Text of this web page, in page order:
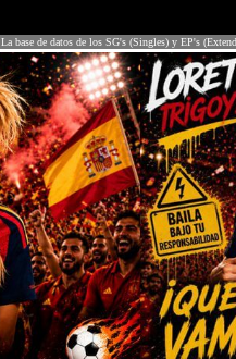
La base de datos de los SG's (Singles) y EP's